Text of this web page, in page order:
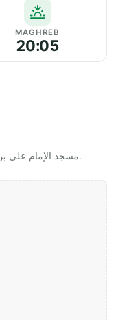
MAGHREB
20:05
Horaires officiels affichés par مسجد الإمام علي بن أبي طالب.